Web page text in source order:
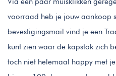
voorraad heb je jouw aankoop
bevestigingsmail vind je een
kunt zien waar de kapstok zich
toch niet helemaal happy met